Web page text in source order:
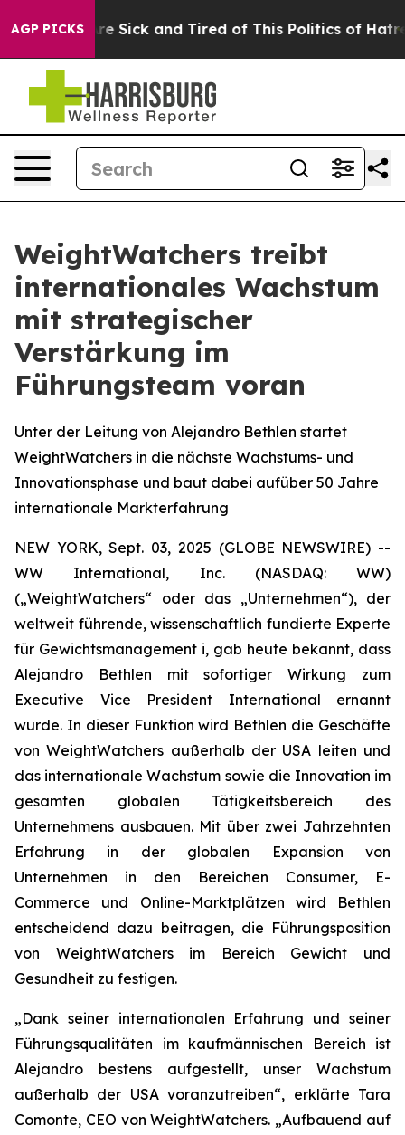
AGP PICKSAre Sick and Tired of This Politics of Hatred”
WeightWatchers treibt
internationales Wachstum
mit strategischer
Verstärkung im
Führungsteam voran
Unter der Leitung von Alejandro Bethlen startet
WeightWatchers in die nächste Wachstums- und
Innovationsphase und baut dabei aufüber 50 Jahre
internationale Markterfahrung
NEW YORK, Sept. 03, 2025 (GLOBE NEWSWIRE) --
WW International, Inc. (NASDAQ: WW)
(„WeightWatchers“ oder das „Unternehmen“), der
weltweit führende, wissenschaftlich fundierte Experte
für Gewichtsmanagement i, gab heute bekannt, dass
Alejandro Bethlen mit sofortiger Wirkung zum
Executive Vice President International ernannt
wurde. In dieser Funktion wird Bethlen die Geschäfte
von WeightWatchers außerhalb der USA leiten und
das internationale Wachstum sowie die Innovation im
gesamten globalen Tätigkeitsbereich des
Unternehmens ausbauen. Mit über zwei Jahrzehnten
Erfahrung in der globalen Expansion von
Unternehmen in den Bereichen Consumer, E-
Commerce und Online-Marktplätzen wird Bethlen
entscheidend dazu beitragen, die Führungsposition
von WeightWatchers im Bereich Gewicht und
Gesundheit zu festigen.
„Dank seiner internationalen Erfahrung und seiner
Führungsqualitäten im kaufmännischen Bereich ist
Alejandro bestens aufgestellt, unser Wachstum
außerhalb der USA voranzutreiben“, erklärte Tara
Comonte, CEO von WeightWatchers. „Aufbauend auf